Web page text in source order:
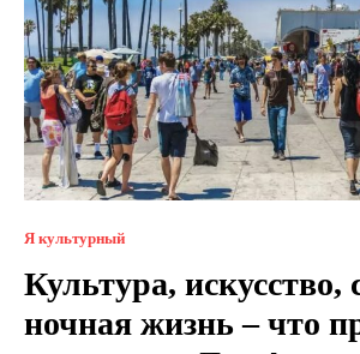
Я культурный
Культура, искусство,
ночная жизнь – что